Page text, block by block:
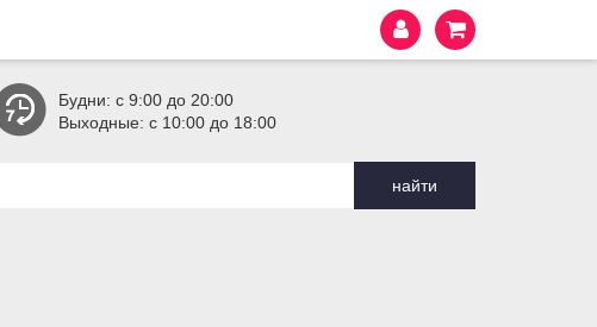
Будни: с 9:00 до 20:00
Выходные: с 10:00 до 18:00
найти